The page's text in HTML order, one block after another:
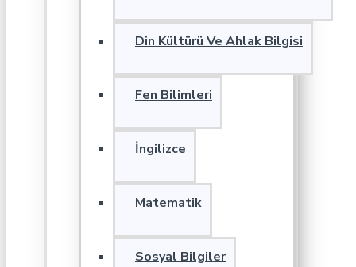
Din Kültürü Ve Ahlak Bilgisi
Fen Bilimleri
İngilizce
Matematik
Sosyal Bilgiler